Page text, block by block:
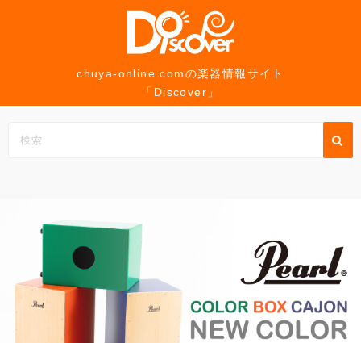
chuya-online.comの楽器情報サイト
「Discover」